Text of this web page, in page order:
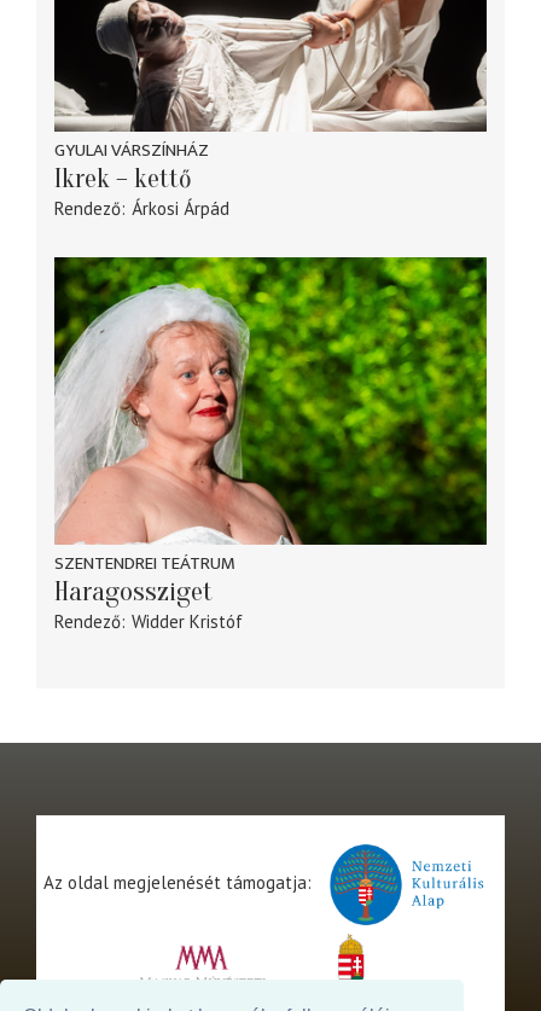
GYULAI VÁRSZÍNHÁZ
Ikrek – kettő
Rendező Árkosi Árpád
SZENTENDREI TEÁTRUM
Haragossziget
Rendező Widder Kristóf
Az oldal megjelenését támogatja: